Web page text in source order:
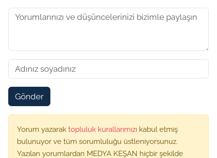
Gönder
Yorum yazarak topluluk kurallarımızı kabul etmiş
bulunuyor ve tüm sorumluluğu üstleniyorsunuz.
Yazılan yorumlardan MEDYA KEŞAN hiçbir şekilde